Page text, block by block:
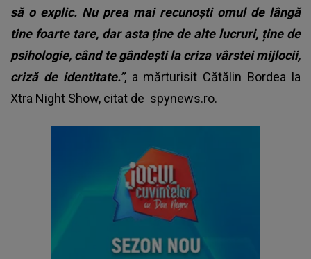
să o explic. Nu prea mai recunoști omul de lângă
tine foarte tare, dar asta ține de alte lucruri, ține de
psihologie, când te gândești la criza vârstei mijlocii,
criză de identitate.”, a mărturisit Cătălin Bordea la
Xtra Night Show, citat de spynews.ro.